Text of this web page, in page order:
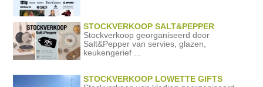
STOCKVERKOOP SALT&PEPPER
Stockverkoop georganiseerd door
Salt&Pepper van servies, glazen,
keukengerief ...
STOCKVERKOOP LOWETTE GIFTS